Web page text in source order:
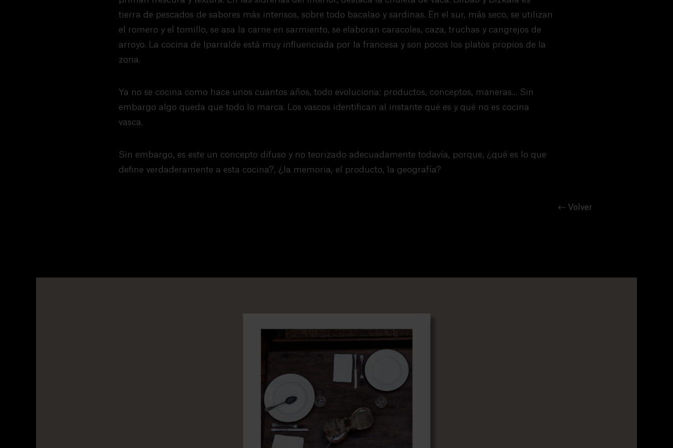
tierra de pescados de sabores más intensos, sobre todo bacalao y sardinas. En el sur, más seco, se utilizan
el romero y el tomillo, se asa la carne en sarmiento, se elaboran caracoles, caza, truchas y cangrejos de
arroyo. La cocina de Iparralde está muy influenciada por la francesa y son pocos los platos propios de la
zona.
Ya no se cocina como hace unos cuantos años, todo evoluciona: productos, conceptos, maneras… Sin
embargo algo queda que todo lo marca. Los vascos identifican al instante qué es y qué no es cocina
vasca.
Sin embargo, es este un concepto difuso y no teorizado adecuadamente todavía, porque, ¿qué es lo que
define verdaderamente a esta cocina?, ¿la memoria, el producto, la geografía?
Volver